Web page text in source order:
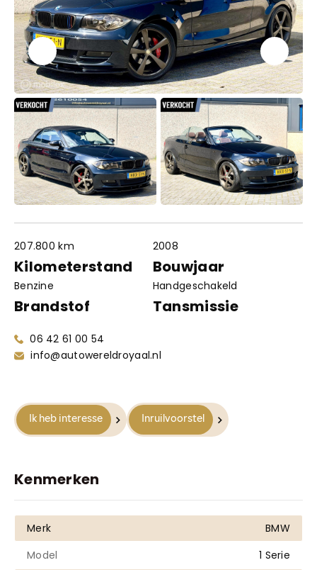
Contact
info@autowereldroyaal.nl
06 42 61 00 54
Adres
6004 PV Weert
207.800 km
Kilometerstand
2008
Bouwjaar
Benzine
Brandstof
Handgeschakeld
Tansmissie
06 42 61 00 54
info@autowereldroyaal.nl
Ik heb interesse Inruilvoorstel
Kenmerken
Merk
BMW
Model
1 Serie